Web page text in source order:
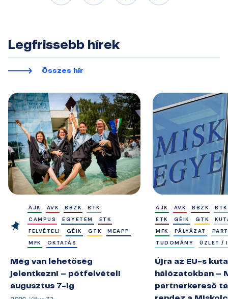
Legfrissebb hírek
Összes hír
ÁJK AVK BBZK
BTK
CAMPUS
EGYETEM
ETK
FELVÉTELI
GÉIK GTK
MEAPP
MFK
OKTATÁS
Még van lehetőség
jelentkezni – pótfelvételi
augusztus 7-ig
ÁJK AVK BBZK
BTK
ETK
GÉIK GTK
MFK
PÁLYÁZAT
TUDOMÁNY
ÜZLET /
Újra az EU-s
hálózatokban –
partnerkereső